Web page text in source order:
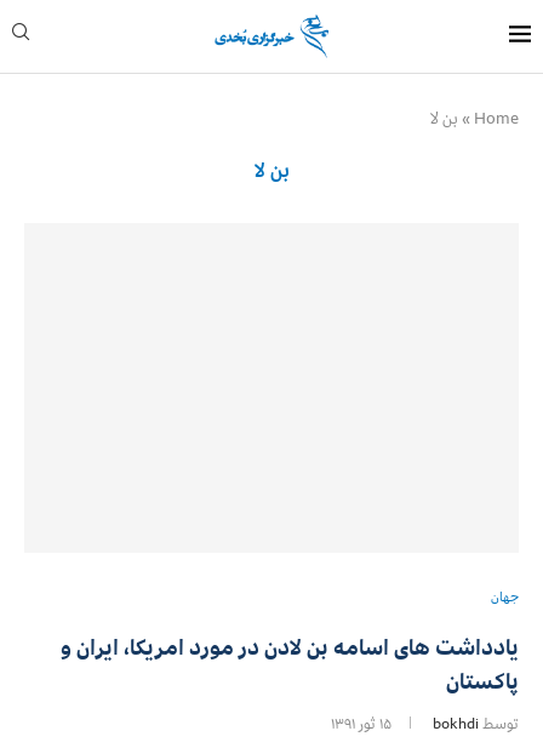
Home
» بن لا
بن لا
جهان
یادداشت های اسامه بن لادن در مورد امریکا، ایران و
پاکستان
توسط bokhdi ۱۵ ثور ۱۳۹۱